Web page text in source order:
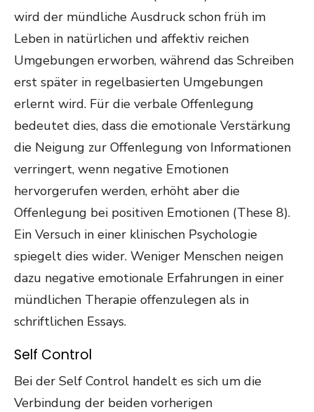
wird der mündliche Ausdruck schon früh im
Leben in natürlichen und affektiv reichen
Umgebungen erworben, während das Schreiben
erst später in regelbasierten Umgebungen
erlernt wird. Für die verbale Offenlegung
bedeutet dies, dass die emotionale Verstärkung
die Neigung zur Offenlegung von Informationen
verringert, wenn negative Emotionen
hervorgerufen werden, erhöht aber die
Offenlegung bei positiven Emotionen (These 8).
Ein Versuch in einer klinischen Psychologie
spiegelt dies wider. Weniger Menschen neigen
dazu negative emotionale Erfahrungen in einer
mündlichen Therapie offenzulegen als in
schriftlichen Essays.
Self Control
Bei der Self Control handelt es sich um die
Verbindung der beiden vorherigen